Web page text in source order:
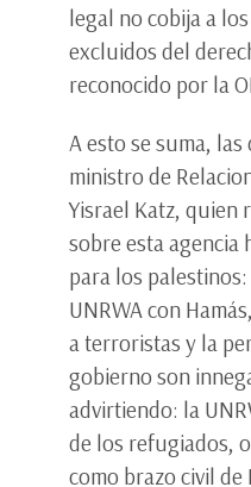
legal no cobija a
excluidos del
reconocido por la
A esto se suma,
ministro de
Yisrael Katz, quien
sobre esta agencia
para los
UNRWA con
a terroristas y la
gobierno son
advirtiendo: la
de los refugiados,
como brazo civil de